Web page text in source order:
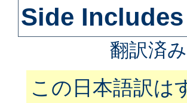
Side Includes
翻訳済
この日本語訳は